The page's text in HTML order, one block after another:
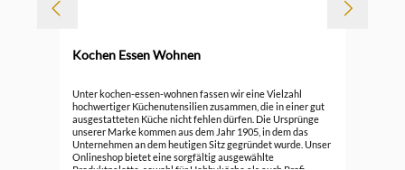
Kochen Essen Wohnen
Unter kochen-essen-wohnen fassen wir eine Vielzahl
hochwertiger Küchenutensilien zusammen, die in einer gut
ausgestatteten Küche nicht fehlen dürfen. Die Ursprünge
unserer Marke kommen aus dem Jahr 1905, in dem das
Unternehmen an dem heutigen Sitz gegründet wurde. Unser
Onlineshop bietet eine sorgfältig ausgewählte